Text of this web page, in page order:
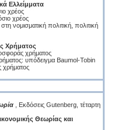
Ελλείμματα
χρέος
χρέος
νομισματική πολιτική, πολιτική
Χρήματος
χρήματος
υπόδειγμα Baumol-Tobin
χρήματος
, Εκδόσεις Gutenberg, τέταρτη
Θεωρίας και